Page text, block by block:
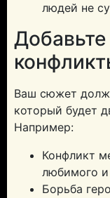
людей не
Ваш сюжет
который будет
Например:
Конфликт
любимого
Борьба